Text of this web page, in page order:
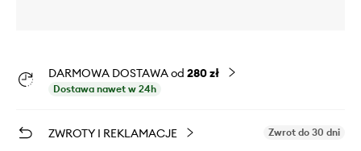
DARMOWA DOSTAWA od 280 zł
Dostawa nawet w 24h
ZWROTY I REKLAMACJE Zwrot do 30 dni